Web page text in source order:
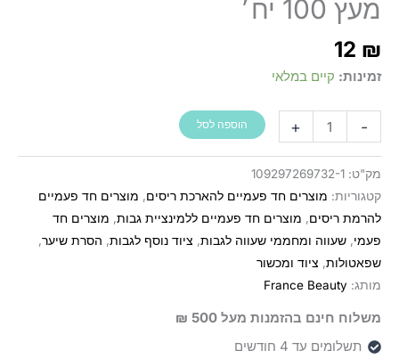
מעץ 100 יח׳
12 ₪
זמינות: קיים במלאי
-
של
France
שפדלים
+ הוספה לסל
מק"ט: 109297269732-1
קטגוריות: מוצרים חד פעמיים להארכת ריסים, מוצרים חד פעמיים
להרמת ריסים, מוצרים חד פעמיים ללמינציית גבות, מוצרים חד
פעמי, שעווה ומחממי שעווה לגבות, ציוד נוסף לגבות, הסרת שיער,
שפאטולות, ציוד ומכשור
מותג: France Beauty
משלוח חינם בהזמנות מעל 500 ₪
תשלומים עד 4 חודשים